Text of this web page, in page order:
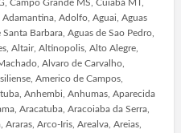
Campo Grande MS, Cuiabá MT,
Adolfo, Aguai, Aguas
Barbara, Aguas de Sao Pedro,
Altair, Altinopolis, Alto Alegre,
Alvaro de Carvalho,
Americo de Campos,
Anhembi, Anhumas, Aparecida
Aracatuba, Aracoiaba da Serra,
Arco-Iris, Arealva, Areias,